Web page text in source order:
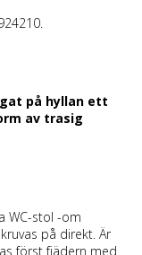
på hyllan ett
av trasig
WC-stol -om
på direkt. Är
först fjädern med